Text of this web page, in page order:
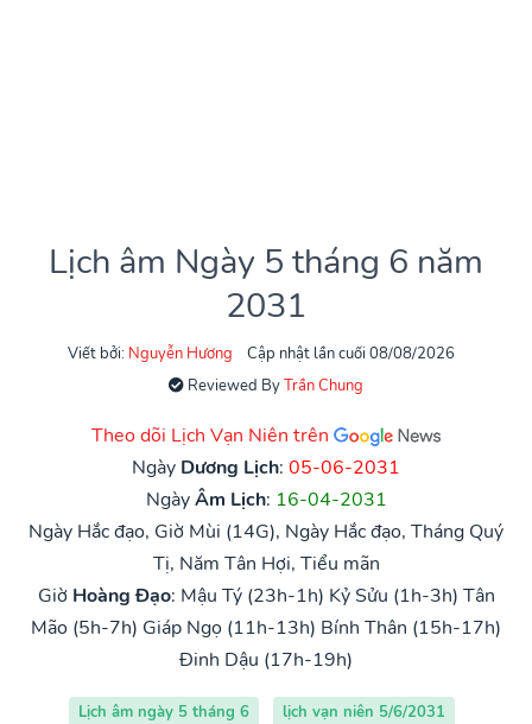
Lịch âm Ngày 5 tháng 6 năm
2031
Viết bởi: Nguyễn Hương
Cập nhật lần cuối 08/08/2026
Reviewed ByTrần Chung
Theo dõi Lịch Vạn Niên trên
Ngày Dương Lịch: 05-06-2031
NgàyÂm Lịch: 16-04-2031
Ngày Hắc đạo, Giờ Mùi (14G), Ngày Hắc đạo, Tháng Quý
Tị, Năm Tân Hợi, Tiểu mãn
Giờ Hoàng Đạo: Mậu Tý (23h-1h) Kỷ Sửu (1h-3h) Tân
Mão (5h-7h) Giáp Ngọ (11h-13h) Bính Thân (15h-17h)
Đinh Dậu (17h-19h)
Lịch âm ngày 5 tháng 6
lịch vạn niên 5/6/2031